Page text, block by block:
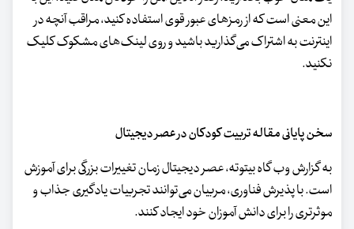
این معنی است که از رمزهای عبور قوی استفاده کنید، مراقب آنچه در
اینترنت به اشتراک می‌گذارید باشید و روی لینک‌های مشکوک کلیک
نکنید.
سخن پایانی مقاله تربیت کودکان در عصر دیجیتال
به گزارش وب گاه بیتوته، عصر دیجیتال زمان تغییرات بزرگی برای آموزش
است. با پذیرش فناوری، مربیان می‌توانند تجربیات یادگیری جذاب و
موثرتری را برای دانش آموزان خود ایجاد کنند.